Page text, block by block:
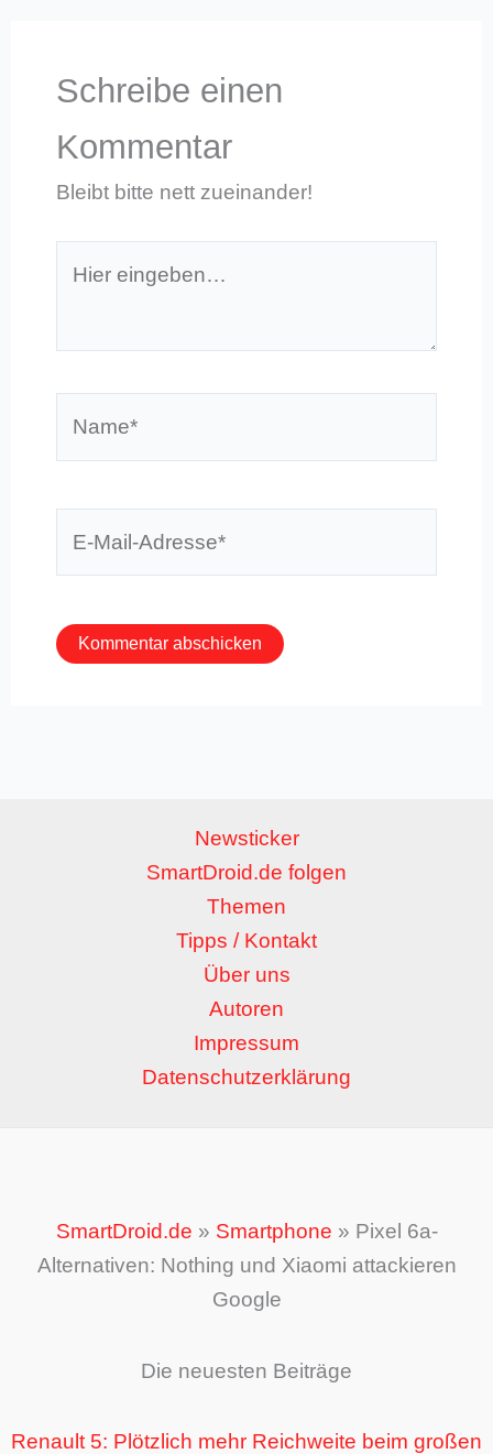
Schreibe einen
Kommentar
Bleibt bitte nett zueinander!
eingeben…
Newsticker
SmartDroid.de folgen
Themen
Tipps / Kontakt
Über uns
Autoren
Impressum
Datenschutzerklärung
SmartDroid.de » Smartphone » Pixel 6a-
Alternativen: Nothing und Xiaomi attackieren
Google
Die neuesten Beiträge
Renault 5: Plötzlich mehr Reichweite beim großen